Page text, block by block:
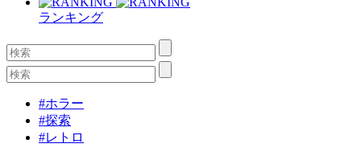
ランキング
#ホラー
#探索
#レトロ